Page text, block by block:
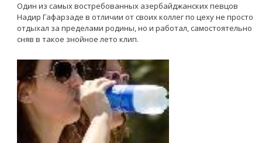
Один из самых востребованных азербайджанских певцов
Надир Гафарзаде в отличии от своих коллег по цеху не просто
отдыхал за пределами родины, но и работал, самостоятельно
сняв в такое знойное лето клип.